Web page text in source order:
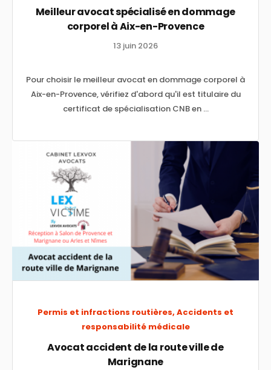
Meilleur avocat spécialisé en dommage
corporel à Aix-en-Provence
13 juin 2026
Pour choisir le meilleur avocat en dommage corporel à
Aix-en-Provence, vérifiez d'abord qu'il est titulaire du
certificat de spécialisation CNB en ...
Permis et infractions routières, Accidents et
responsabilité médicale
Avocat accident de la route ville de
Marignane